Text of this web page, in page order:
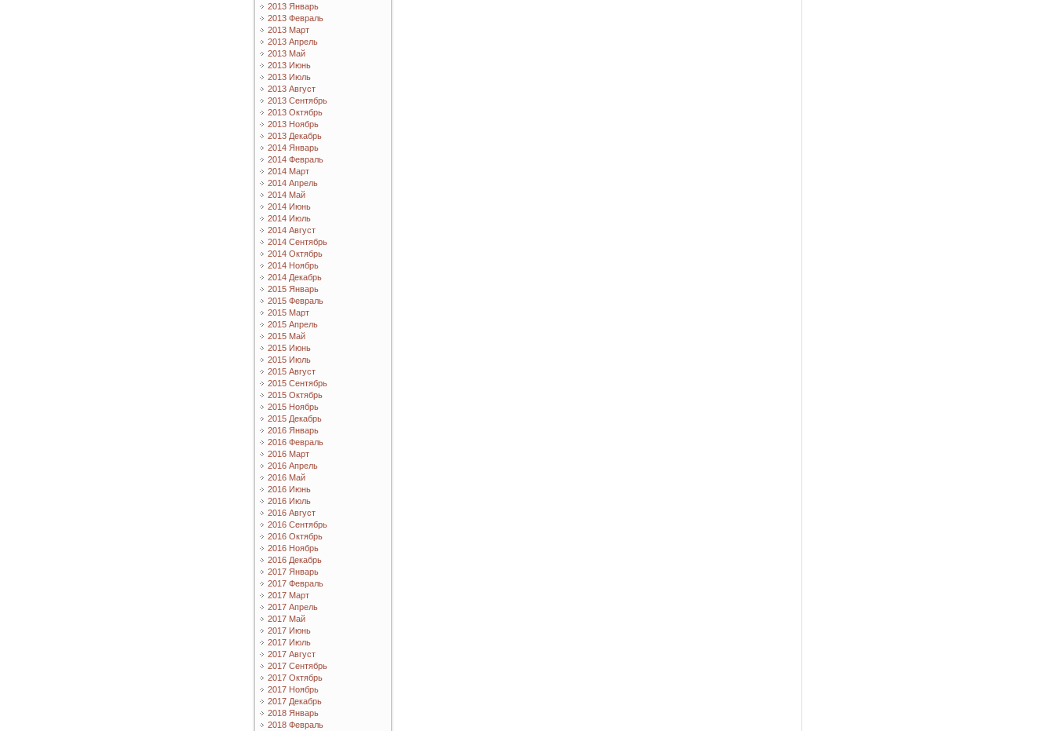
2013 Январь
2013 Февраль
2013 Март
2013 Апрель
2013 Май
2013 Июнь
2013 Июль
2013 Август
2013 Сентябрь
2013 Октябрь
2013 Ноябрь
2013 Декабрь
2014 Январь
2014 Февраль
2014 Март
2014 Апрель
2014 Май
2014 Июнь
2014 Июль
2014 Август
2014 Сентябрь
2014 Октябрь
2014 Ноябрь
2014 Декабрь
2015 Январь
2015 Февраль
2015 Март
2015 Апрель
2015 Май
2015 Июнь
2015 Июль
2015 Август
2015 Сентябрь
2015 Октябрь
2015 Ноябрь
2015 Декабрь
2016 Январь
2016 Февраль
2016 Март
2016 Апрель
2016 Май
2016 Июнь
2016 Июль
2016 Август
2016 Сентябрь
2016 Октябрь
2016 Ноябрь
2016 Декабрь
2017 Январь
2017 Февраль
2017 Март
2017 Апрель
2017 Май
2017 Июнь
2017 Июль
2017 Август
2017 Сентябрь
2017 Октябрь
2017 Ноябрь
2017 Декабрь
2018 Январь
2018 Февраль